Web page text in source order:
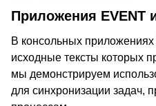
Приложения EVENT
В консольных
исходные тексты которых
мы демонстрируем
для синхронизации задач,